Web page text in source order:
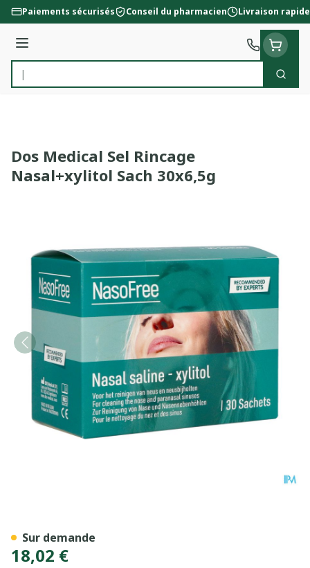
Aller au contenu
Paiements sécurisés Conseil du pharmacien Livraison rapide
Menu
Rechercher
Dos Medical Sel Rincage
Nasal+xylitol Sach 30x6,5g
18,02 €
Sur demande